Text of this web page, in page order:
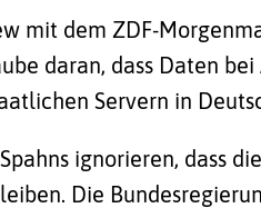
mit dem ZDF-
daran, dass Daten
Servern in
ignorieren, dass
Die